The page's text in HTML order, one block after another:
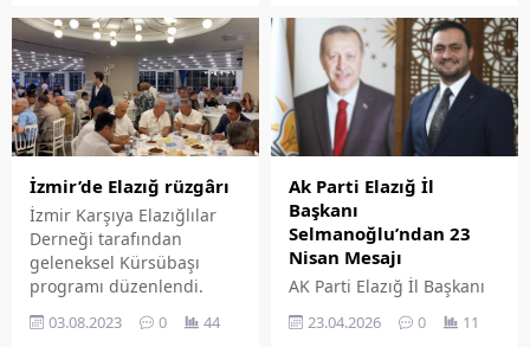
temasları kapsamında
Cengiz Aytmatov Millet
Parkı'nda gerçekleştirilen
'Doğumunun 110. Yılında
Alıkul Osmonov ve Manas
Destanı'nın 1030. Yılı
Programı'na katıldı.
Uğrak, yeni şubesi Uğrak
Gold Pastanesi ile hizmet
ağını genişletti. Sürsürü
Mahallesi'nde açılan yeni
şubenin açılışı, yoğun
katılım ve coşkulu bir
atmosfer eşliğinde
gerçekleştirildi.
İzmir’de Elazığ rüzgârı
İzmir Karşıya Elazığlılar
Derneği tarafından
geleneksel Kürsübaşı
programı düzenlendi.
03.08.2023 0 44
Ak Parti Elazığ İl
Başkanı
Selmanoğlu’ndan 23
Nisan Mesajı
AK Parti Elazığ İl Başkanı
Sencer Selmanoğlu, 23
Nisan Ulusal Egemenlik ve
23.04.2026 0 11